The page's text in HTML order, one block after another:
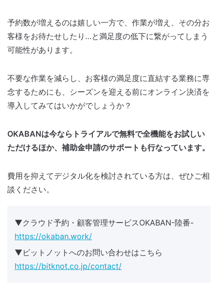
予約数が増えるのは嬉しい一方で、作業が増え、その分お
客様をお待たせしたり…と満足度の低下に繋がってしまう
可能性があります。
不要な作業を減らし、お客様の満足度に直結する業務に専
念するためにも、シーズンを迎える前にオンライン決済を
導入してみてはいかがでしょうか？
OKABANは今ならトライアルで無料で全機能をお試しい
ただけるほか、補助金申請のサポートも行なっています。
費用を抑えてデジタル化を検討されている方は、ぜひご相
談ください。
▼クラウド予約・顧客管理サービスOKABAN-陸番-
https://okaban.work/
▼ビットノットへのお問い合わせはこちら
https://bitknot.co.jp/contact/